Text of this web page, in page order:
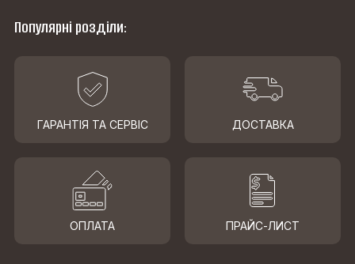
Популярні розділи:
ГАРАНТІЯ ТА СЕРВІС ДОСТАВКА
ОПЛАТА ПРАЙС-ЛИСТ